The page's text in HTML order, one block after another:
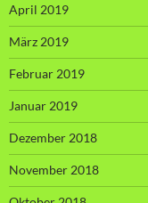
April 2019
März 2019
Februar 2019
Januar 2019
Dezember 2018
November 2018